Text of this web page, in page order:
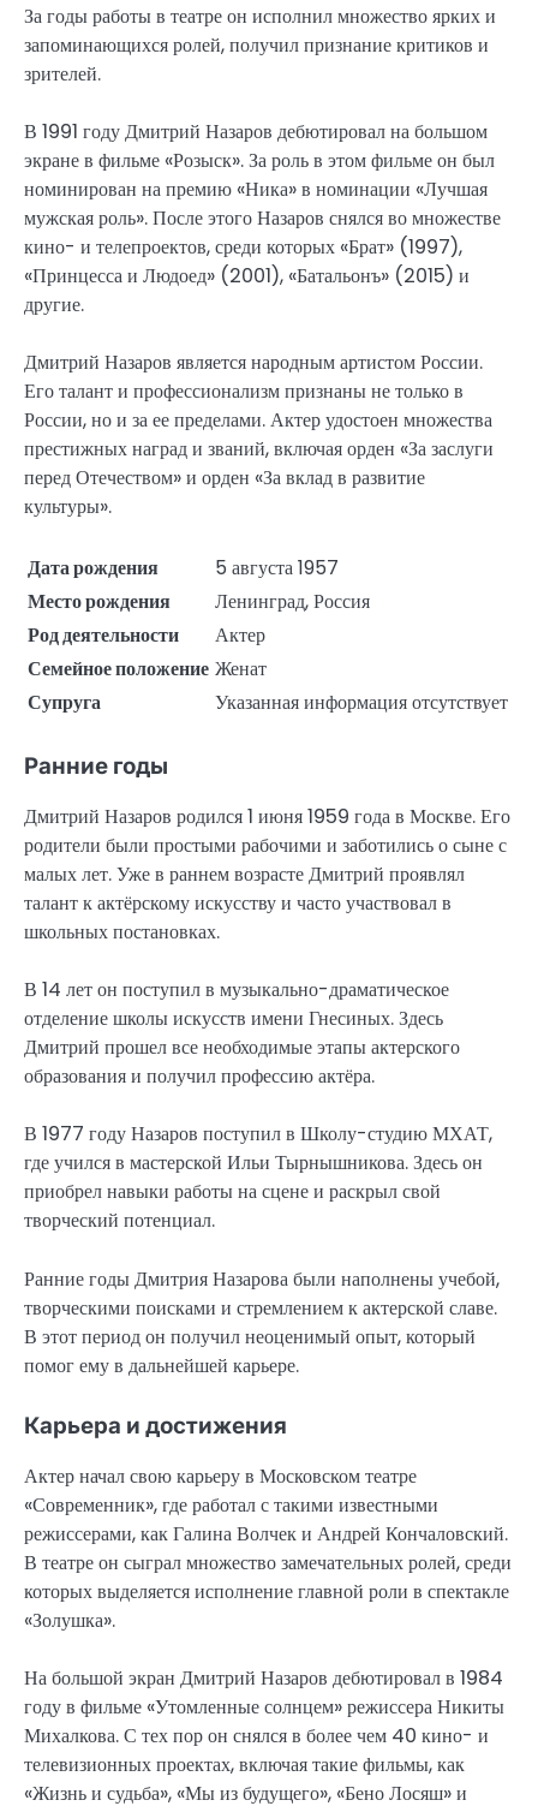
За годы работы в театре он исполнил множество ярких и
запоминающихся ролей, получил признание критиков и
зрителей.
В 1991 году Дмитрий Назаров дебютировал на большом
экране в фильме «Розыск». За роль в этом фильме он был
номинирован на премию «Ника» в номинации «Лучшая
мужская роль». После этого Назаров снялся во множестве
кино- и телепроектов, среди которых «Брат» (1997),
«Принцесса и Людоед» (2001), «Батальонъ» (2015) и
другие.
Дмитрий Назаров является народным артистом России.
Его талант и профессионализм признаны не только в
России, но и за ее пределами. Актер удостоен множества
престижных наград и званий, включая орден «За заслуги
перед Отечеством» и орден «За вклад в развитие
культуры».
Дата рождения
5 августа 1957
Место рождения
Ленинград, Россия
Род деятельности
Актер
Семейное положение Женат
Супруга
Указанная информация отсутствует
Ранние годы
Дмитрий Назаров родился 1 июня 1959 года в Москве. Его
родители были простыми рабочими и заботились о сыне с
малых лет. Уже в раннем возрасте Дмитрий проявлял
талант к актёрскому искусству и часто участвовал в
школьных постановках.
В 14 лет он поступил в музыкально-драматическое
отделение школы искусств имени Гнесиных. Здесь
Дмитрий прошел все необходимые этапы актерского
образования и получил профессию актёра.
В 1977 году Назаров поступил в Школу-студию МХАТ,
где учился в мастерской Ильи Тырнышникова. Здесь он
приобрел навыки работы на сцене и раскрыл свой
творческий потенциал.
Ранние годы Дмитрия Назарова были наполнены учебой,
творческими поисками и стремлением к актерской славе.
В этот период он получил неоценимый опыт, который
помог ему в дальнейшей карьере.
Карьера и достижения
Актер начал свою карьеру в Московском театре
«Современник», где работал с такими известными
режиссерами, как Галина Волчек и Андрей Кончаловский.
В театре он сыграл множество замечательных ролей, среди
которых выделяется исполнение главной роли в спектакле
«Золушка».
На большой экран Дмитрий Назаров дебютировал в 1984
году в фильме «Утомленные солнцем» режиссера Никиты
Михалкова. С тех пор он снялся в более чем 40 кино- и
телевизионных проектах, включая такие фильмы, как
«Жизнь и судьба», «Мы из будущего», «Бено Лосяш» и